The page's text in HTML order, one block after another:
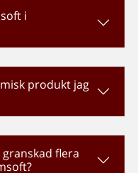
i
produkt jag
flera